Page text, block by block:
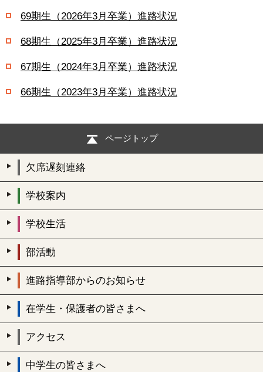
69期生（2026年3月卒業）進路状況
68期生（2025年3月卒業）進路状況
67期生（2024年3月卒業）進路状況
66期生（2023年3月卒業）進路状況
ページトップ
欠席遅刻連絡
学校案内
学校生活
部活動
進路指導部からのお知らせ
在学生・保護者の皆さまへ
アクセス
中学生の皆さまへ